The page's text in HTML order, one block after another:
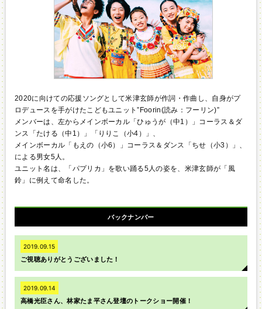
2020に向けての応援ソングとして米津玄師が作詞・作曲し、自身がプ
ロデュースを手がけたこどもユニット”Foorin(読み：フーリン)”
メンバーは、左からメインボーカル「ひゅうが（中1）」コーラス＆ダ
ンス「たける（中1）」「りりこ（小4）」、
メインボーカル「もえの（小6）」コーラス＆ダンス「ちせ（小3）」、
による男女5人。
ユニット名は、「パプリカ」を歌い踊る5人の姿を、米津玄師が「風
鈴」に例えて命名した。
バックナンバー
2019.09.15
ご視聴ありがとうございました！
2019.09.14
高橋光臣さん、林家たま平さん登壇のトークショー開催！